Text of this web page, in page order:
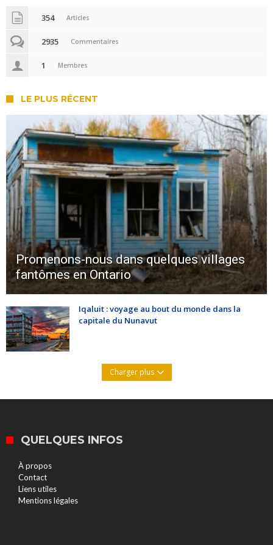
354 Articles
2935 Commentaires
1 Membres
LE PLUS RÉCENT
Promenons-nous dans quelques villages
fantômes en Ontario
Iqaluit : voyage au bout du monde dans la
capitale du Nunavut
Charger plus
QUELQUES INFOS
À propos
Contact
Liens utiles
Mentions légales